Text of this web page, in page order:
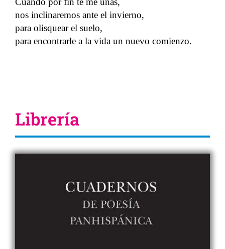
nos inclinaremos ante el invierno,
para olisquear el suelo,
para encontrarle a la vida un nuevo comienzo.
Librería